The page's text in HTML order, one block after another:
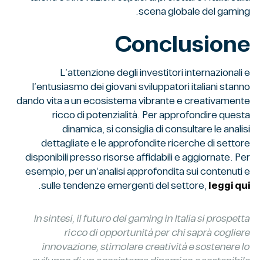
scena globale del gaming.
Conclusione
L’attenzione degli investitori internazionali e
l’entusiasmo dei giovani sviluppatori italiani stanno
dando vita a un ecosistema vibrante e creativamente
ricco di potenzialità. Per approfondire questa
dinamica, si consiglia di consultare le analisi
dettagliate e le approfondite ricerche di settore
disponibili presso risorse affidabili e aggiornate. Per
esempio, per un’analisi approfondita sui contenuti e
sulle tendenze emergenti del settore,leggi qui
.
In sintesi, il futuro del gaming in Italia si prospetta
ricco di opportunità per chi saprà cogliere
innovazione, stimolare creatività e sostenere lo